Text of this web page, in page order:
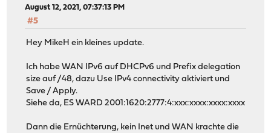
August 12, 2021, 07:37:13 PM
#5
Hey MikeH ein kleines update.
Ich habe WAN IPv6 auf DHCPv6 und Prefix delegation
size auf /48, dazu Use IPv4 connectivity aktiviert und
Save / Apply.
Siehe da, ES WARD 2001:1620:2777:4:xxx:xxxx:xxxx:xxxx
Dann die Ernüchterung, kein Inet und WAN krachte die